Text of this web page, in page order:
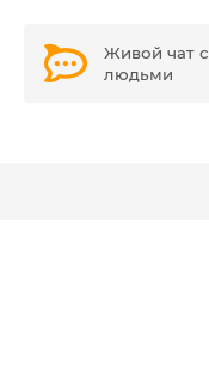
Живой чат с
людьми